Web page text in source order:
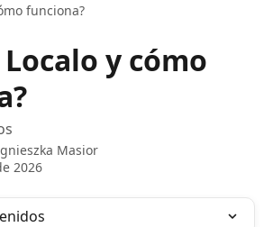
funciona?
Localo y cómo
Masior
2026